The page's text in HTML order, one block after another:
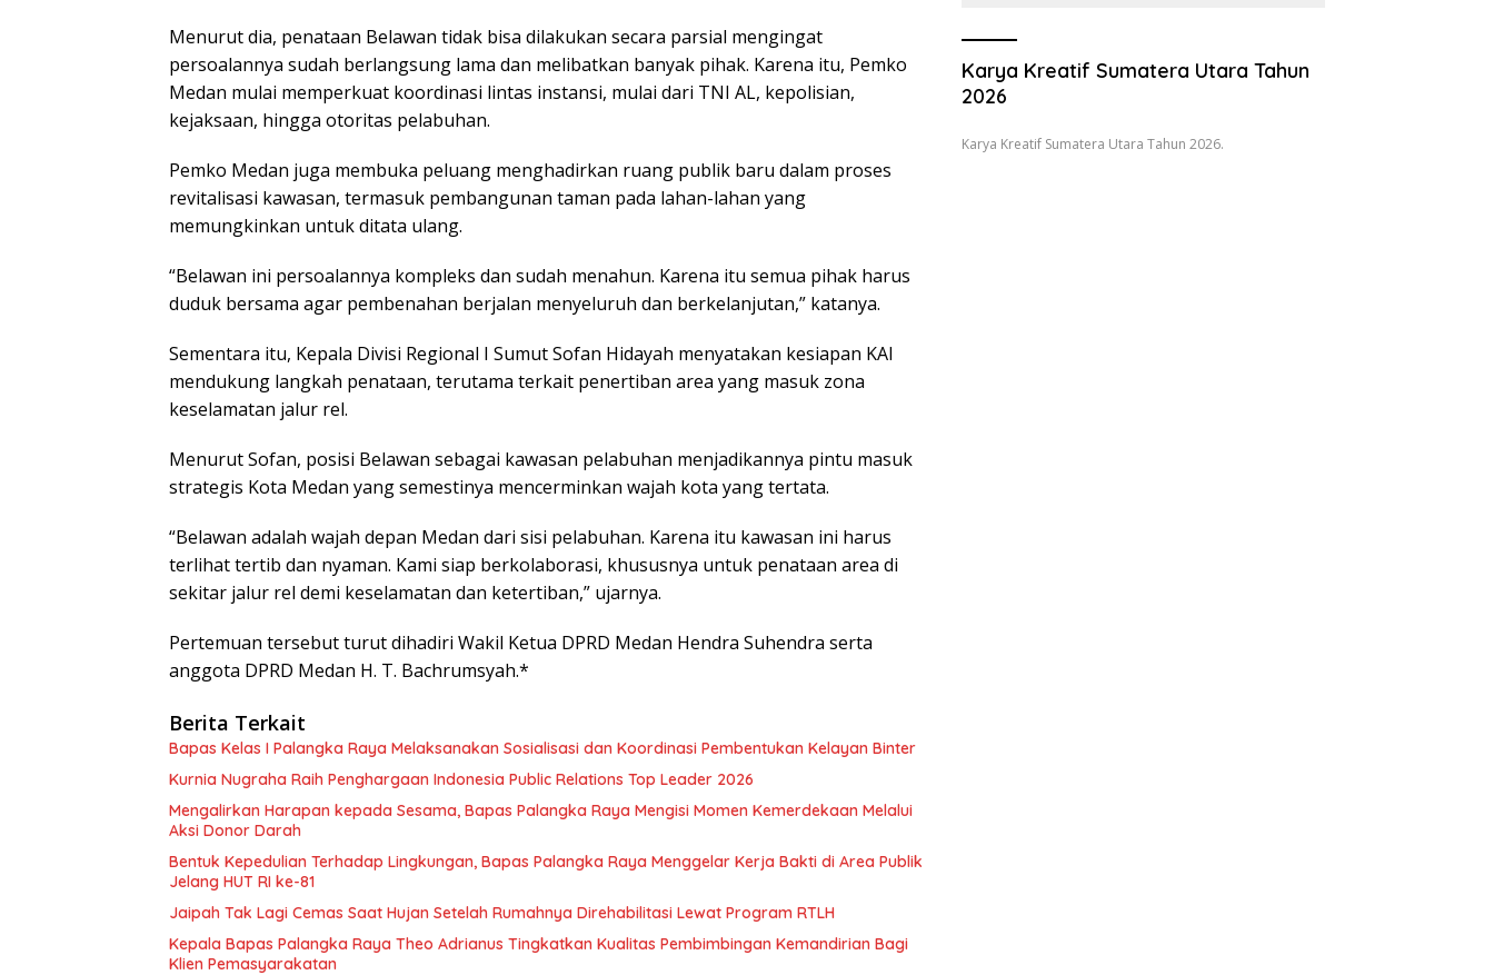
Menurut dia, penataan Belawan tidak bisa dilakukan secara parsial mengingat
persoalannya sudah berlangsung lama dan melibatkan banyak pihak. Karena itu, Pemko
Medan mulai memperkuat koordinasi lintas instansi, mulai dari TNI AL, kepolisian,
kejaksaan, hingga otoritas pelabuhan.
Pemko Medan juga membuka peluang menghadirkan ruang publik baru dalam proses
revitalisasi kawasan, termasuk pembangunan taman pada lahan-lahan yang
memungkinkan untuk ditata ulang.
“Belawan ini persoalannya kompleks dan sudah menahun. Karena itu semua pihak harus
duduk bersama agar pembenahan berjalan menyeluruh dan berkelanjutan,” katanya.
Sementara itu, Kepala Divisi Regional I Sumut Sofan Hidayah menyatakan kesiapan KAI
mendukung langkah penataan, terutama terkait penertiban area yang masuk zona
keselamatan jalur rel.
Menurut Sofan, posisi Belawan sebagai kawasan pelabuhan menjadikannya pintu masuk
strategis Kota Medan yang semestinya mencerminkan wajah kota yang tertata.
“Belawan adalah wajah depan Medan dari sisi pelabuhan. Karena itu kawasan ini harus
terlihat tertib dan nyaman. Kami siap berkolaborasi, khususnya untuk penataan area di
sekitar jalur rel demi keselamatan dan ketertiban,” ujarnya.
Pertemuan tersebut turut dihadiri Wakil Ketua DPRD Medan Hendra Suhendra serta
anggota DPRD Medan H. T. Bachrumsyah.*
Berita Terkait
Bapas Kelas I Palangka Raya Melaksanakan Sosialisasi dan Koordinasi Pembentukan Kelayan Binter
Kurnia Nugraha Raih Penghargaan Indonesia Public Relations Top Leader 2026
Mengalirkan Harapan kepada Sesama, Bapas Palangka Raya Mengisi Momen Kemerdekaan Melalui
Aksi Donor Darah
Bentuk Kepedulian Terhadap Lingkungan, Bapas Palangka Raya Menggelar Kerja Bakti di Area Publik
Jelang HUT RI ke-81
Jaipah Tak Lagi Cemas Saat Hujan Setelah Rumahnya Direhabilitasi Lewat Program RTLH
Kepala Bapas Palangka Raya Theo Adrianus Tingkatkan Kualitas Pembimbingan Kemandirian Bagi
Klien Pemasyarakatan
Karya Kreatif Sumatera Utara Tahun
2026
Karya Kreatif Sumatera Utara Tahun 2026.